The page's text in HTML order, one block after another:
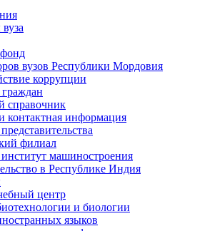
вузов Республики Мордовия
коррупции
справочник
контактная информация
филиал
институт машиностроения
в Республике Индия
центр
и биологии
языков